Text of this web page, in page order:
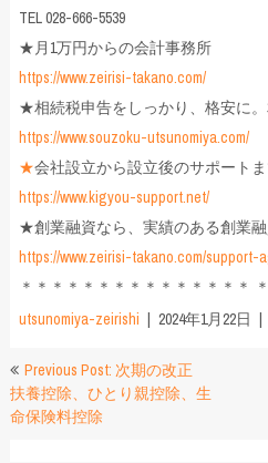
TEL 028-666-5539
★月1万円からの会計事務所
https://www.zeirisi-takano.com/
★相続税申告をしっかり、格安に
https://www.souzoku-utsunomiya.com/
★会社設立から設立後のサポート
https://www.kigyou-support.net/
★創業融資なら、実績のある創業
https://www.zeirisi-takano.com/support-
＊＊＊＊＊＊＊＊＊＊＊＊＊＊＊
utsunomiya-zeirishi
2024年1月22日
投
稿
Previous Post: 次期の改正
扶養控除、ひとり親控除、生
命保険料控除